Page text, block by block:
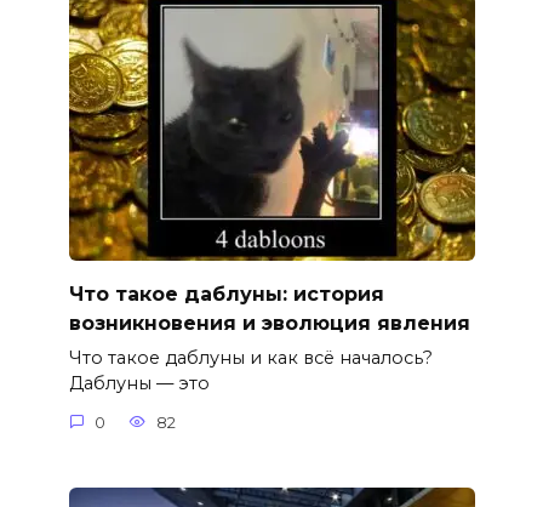
Что такое даблуны: история
возникновения и эволюция явления
Что такое даблуны и как всё началось?
Даблуны — это
0 82